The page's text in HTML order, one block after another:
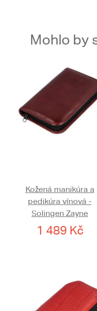
Mohlo by
Kožená manikúra a
pedikúra vínová -
Solingen Zayne
1 489 Kč